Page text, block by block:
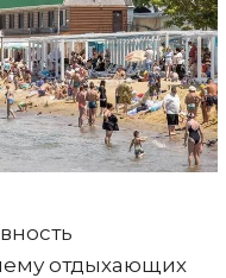
отдыхающих